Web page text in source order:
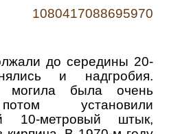
до середины 20-
и надгробия.
могила была очень
установили
10-метровый штык,